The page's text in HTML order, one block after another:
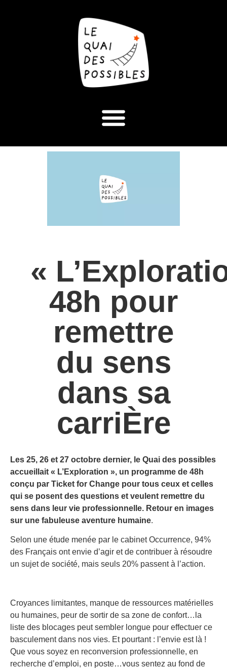
«
48h pour
remettre
du sens
dans sa
carriÈre
Les 25, 26 et 27 octobre dernier, le Quai des possibles
accueillait « L’Exploration », un programme de 48h
conçu par Ticket for Change pour tous ceux et celles
qui se posent des questions et veulent remettre du
sens dans leur vie professionnelle. Retour en images
sur une fabuleuse aventure humaine.
Selon une étude menée par le cabinet Occurrence, 94%
des Français ont envie d’agir et de contribuer à résoudre
un sujet de société, mais seuls 20% passent à l’action.
Croyances limitantes, manque de ressources matérielles
ou humaines, peur de sortir de sa zone de confort…la
liste des blocages peut sembler longue pour effectuer ce
basculement dans nos vies. Et pourtant : l’envie est là !
Que vous soyez en reconversion professionnelle, en
recherche d’emploi, en poste…vous sentez au fond de